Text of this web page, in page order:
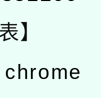
】
chrome